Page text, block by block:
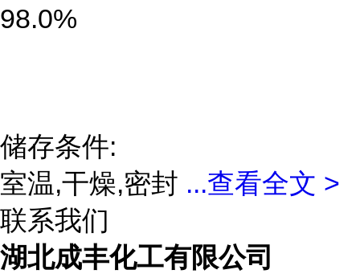
98.0%
储存条件:
室温,干燥,密封 ...查看全文 >
联系我们
湖北成丰化工有限公司